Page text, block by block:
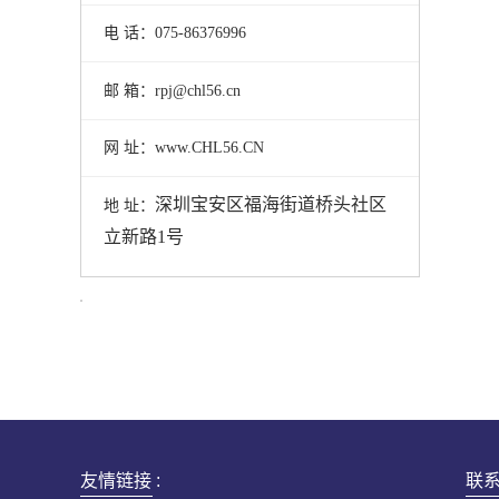
电 话：075-86376996
邮 箱：rpj@chl56.cn
网 址：www.CHL56.CN
地 址： 深圳宝安区福海街道桥头社区
立新路1号
友情链接 : 联